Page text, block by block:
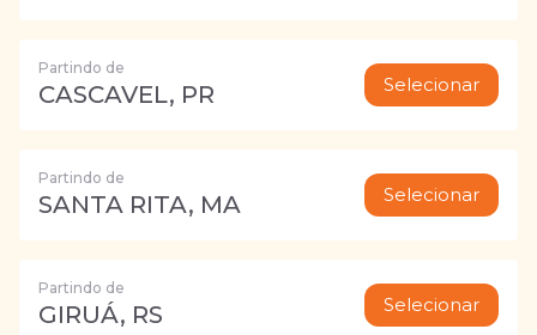
Partindo de
CASCAVEL, PR Selecionar
Partindo de
SANTA RITA, MA Selecionar
Partindo de
GIRUÁ, RS Selecionar